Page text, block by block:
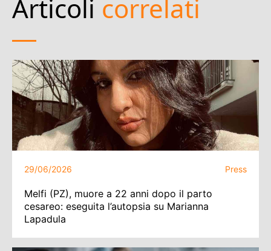
Articoli correlati
29/06/2026 Press
Melfi (PZ), muore a 22 anni dopo il parto
cesareo: eseguita l’autopsia su Marianna
Lapadula